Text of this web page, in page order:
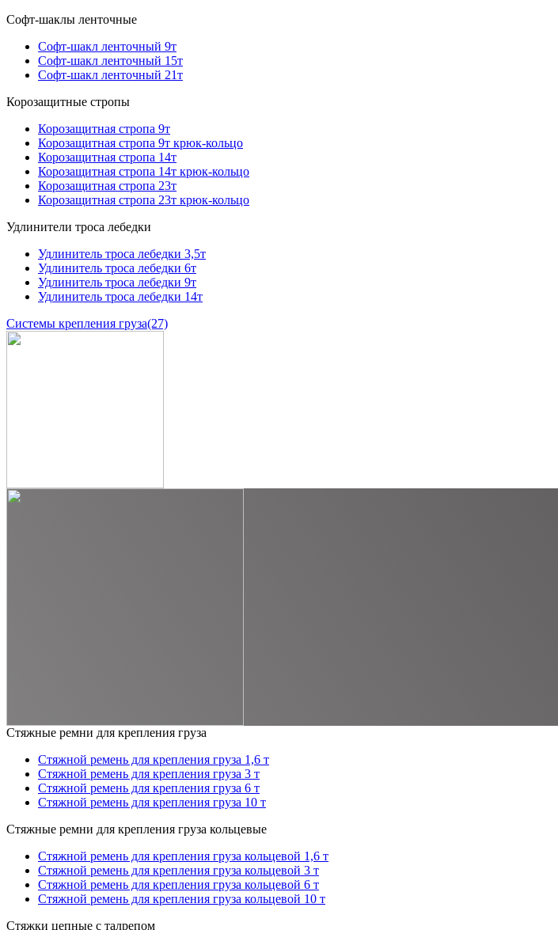
Софт-шаклы ленточные
Софт-шакл ленточный 9т
Софт-шакл ленточный 15т
Софт-шакл ленточный 21т
Корозащитные стропы
Корозащитная стропа 9т
Корозащитная стропа 9т крюк-кольцо
Корозащитная стропа 14т
Корозащитная стропа 14т крюк-кольцо
Корозащитная стропа 23т
Корозащитная стропа 23т крюк-кольцо
Удлинители троса лебедки
Удлинитель троса лебедки 3,5т
Удлинитель троса лебедки 6т
Удлинитель троса лебедки 9т
Удлинитель троса лебедки 14т
Системы крепления груза(27)
Стяжные ремни для крепления груза
Стяжной ремень для крепления груза 1,6 т
Стяжной ремень для крепления груза 3 т
Стяжной ремень для крепления груза 6 т
Стяжной ремень для крепления груза 10 т
Стяжные ремни для крепления груза кольцевые
Стяжной ремень для крепления груза кольцевой 1,6 т
Стяжной ремень для крепления груза кольцевой 3 т
Стяжной ремень для крепления груза кольцевой 6 т
Стяжной ремень для крепления груза кольцевой 10 т
Стяжки цепные с талрепом